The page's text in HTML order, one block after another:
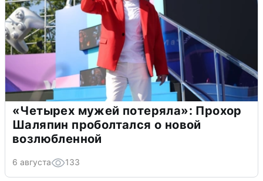
«Четырех мужей потеряла»: Прохор
Шаляпин проболтался о новой
возлюбленной
6 августа 133